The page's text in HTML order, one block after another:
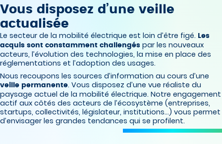
Vous disposez d’une veille
actualisée
Le secteur de la mobilité électrique est loin d’être figé. Les
acquis sont constamment challengés par les nouveaux
acteurs, l’évolution des technologies, la mise en place des
réglementations et l’adoption des usages.
Nous recoupons les sources d’information au cours d’une
veille permanente. Vous disposez d’une vue réaliste du
paysage actuel de la mobilité électrique. Notre engagement
actif aux côtés des acteurs de l’écosystème (entreprises,
startups, collectivités, législateur, institutions…) vous permet
d’envisager les grandes tendances qui se profilent.